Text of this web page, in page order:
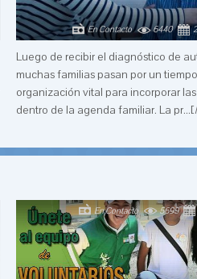
6440
En Contacto
Luego de recibir el diagnóstico de
muchas familias pasan por un
organización vital para incorporar
dentro de la agenda familiar. La pr...[
5699
En Contacto